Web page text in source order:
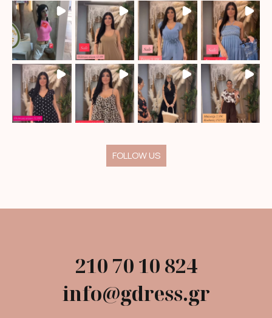
FOLLOW US
210 70 10 824
info@gdress.gr